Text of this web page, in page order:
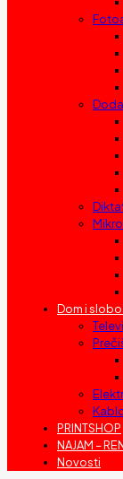
Dom i
PRINTSHOP
NAJAM –
Novosti